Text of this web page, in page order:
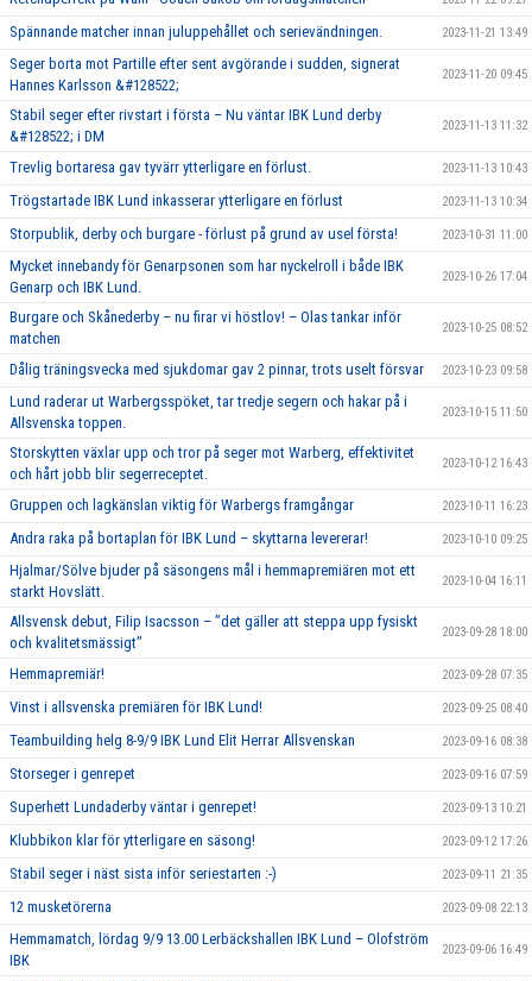
Spännande matcher innan juluppehållet och serievändningen. 2023-11-21 13:49
Seger borta mot Partille efter sent avgörande i sudden, signerat
Hannes Karlsson &#128522;
2023-11-20 09:45
Stabil seger efter rivstart i första – Nu väntar IBK Lund derby
&#128522; i DM
2023-11-13 11:32
Trevlig bortaresa gav tyvärr ytterligare en förlust. 2023-11-13 10:43
Trögstartade IBK Lund inkasserar ytterligare en förlust 2023-11-13 10:34
Storpublik, derby och burgare - förlust på grund av usel första! 2023-10-31 11:00
Mycket innebandy för Genarpsonen som har nyckelroll i både IBK
Genarp och IBK Lund.
2023-10-26 17:04
Burgare och Skånederby – nu firar vi höstlov! – Olas tankar inför
matchen
2023-10-25 08:52
Dålig träningsvecka med sjukdomar gav 2 pinnar, trots uselt försvar 2023-10-23 09:58
Lund raderar ut Warbergsspöket, tar tredje segern och hakar på i
Allsvenska toppen.
2023-10-15 11:50
Storskytten växlar upp och tror på seger mot Warberg, effektivitet
och hårt jobb blir segerreceptet.
2023-10-12 16:43
Gruppen och lagkänslan viktig för Warbergs framgångar 2023-10-11 16:23
Andra raka på bortaplan för IBK Lund – skyttarna levererar! 2023-10-10 09:25
Hjalmar/Sölve bjuder på säsongens mål i hemmapremiären mot ett
starkt Hovslätt.
2023-10-04 16:11
Allsvensk debut, Filip Isacsson – ’’det gäller att steppa upp fysiskt
och kvalitetsmässigt’’
2023-09-28 18:00
Hemmapremiär! 2023-09-28 07:35
Vinst i allsvenska premiären för IBK Lund! 2023-09-25 08:40
Teambuilding helg 8-9/9 IBK Lund Elit Herrar Allsvenskan 2023-09-16 08:38
Storseger i genrepet 2023-09-16 07:59
Superhett Lundaderby väntar i genrepet! 2023-09-13 10:21
Klubbikon klar för ytterligare en säsong! 2023-09-12 17:26
Stabil seger i näst sista inför seriestarten :-) 2023-09-11 21:35
12 musketörerna 2023-09-08 22:13
Hemmamatch, lördag 9/9 13.00 Lerbäckshallen IBK Lund – Olofström
IBK
2023-09-06 16:49